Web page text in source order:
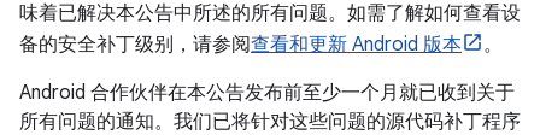
味着已解决本公告中所述的所有问题。如需了解如何查看设
备的安全补丁级别，请参阅查看和更新 Android 版本
。
Android 合作伙伴在本公告发布前至少一个月就已收到关于
所有问题的通知。我们已将针对这些问题的源代码补丁程序